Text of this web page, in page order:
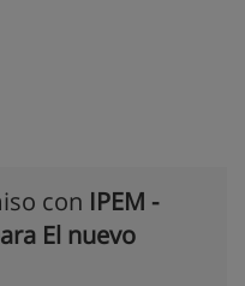
con IPEM -
El nuevo